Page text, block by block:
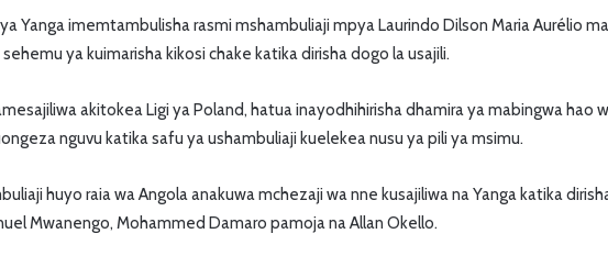
ya Yanga imemtambulisha rasmi mshambuliaji mpya Laurindo Dilson Maria Aurélio
sehemu ya kuimarisha kikosi chake katika dirisha dogo la usajili.
akitokea Ligi ya Poland, hatua inayodhihirisha dhamira ya mabingwa hao
nguvu katika safu ya ushambuliaji kuelekea nusu ya pili ya msimu.
huyo raia wa Angola anakuwa mchezaji wa nne kusajiliwa na Yanga katika
Mwanengo, Mohammed Damaro pamoja na Allan Okello.